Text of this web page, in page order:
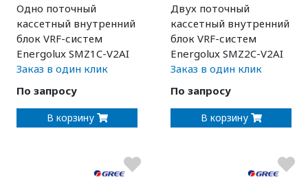
Одно поточный
кассетный внутренний
блок VRF-систем
Energolux SMZ1C-V2AI
Заказ в один клик
По запросу
В корзину
Двух поточный
кассетный внутренний
блок VRF-систем
Energolux SMZ2C-V2AI
Заказ в один клик
По запросу
В корзину